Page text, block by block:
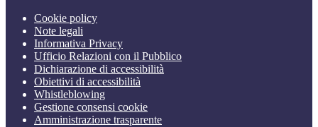
Cookie policy
Note legali
Informativa Privacy
Ufficio Relazioni con il Pubblico
Dichiarazione di accessibilità
Obiettivi di accessibilità
Whistleblowing
Gestione consensi cookie
Amministrazione trasparente